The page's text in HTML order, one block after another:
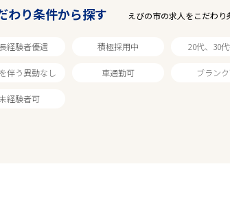
わり条件から探す えびの市の求人をこだわり
経験者優遇 積極採用中 20代、30
伴う異動なし 車通勤可 ブラン
経験者可